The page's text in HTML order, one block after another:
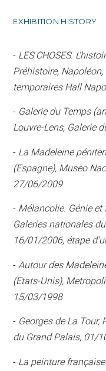
EXHIBITION HISTORY
- LES CHOSES.
Préhistoire,
temporaires Hall
- Galerie du Temps
Louvre-Lens, Galerie
- La Madeleine
(Espagne), Museo
27/06/2009
- Mélancolie. Génie et
Galeries nationales
16/01/2006, étape
- Autour des
(Etats-Unis),
15/03/1998
- Georges de La Tour,
du Grand Palais, 01/
- La peinture